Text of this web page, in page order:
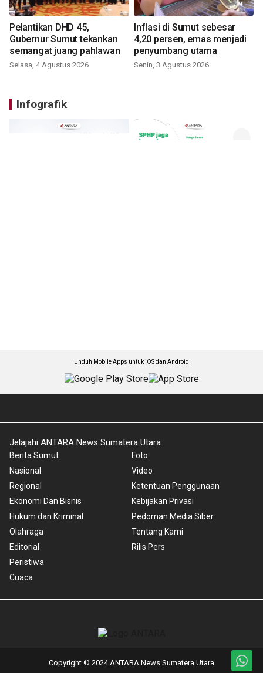
Pelantikan DHD 45,
Gubernur Sumut tekankan
semangat juang pahlawan
Selasa, 4 Agustus 2026
Inflasi di Sumut sebesar
4,20 persen, emas menjadi
penyumbang utama
Senin, 3 Agustus 2026
Infografik
Unduh Mobile Apps untuk iOS dan Android
Jelajahi ANTARA News Sumatera Utara
Berita Sumut
Nasional
Regional
Ekonomi Dan Bisnis
Hukum dan Kriminal
Olahraga
Editorial
Peristiwa
Cuaca
Foto
Video
Ketentuan Penggunaan
Kebijakan Privasi
Pedoman Media Siber
Tentang Kami
Rilis Pers
Copyright © 2024 ANTARA News Sumatera Utara